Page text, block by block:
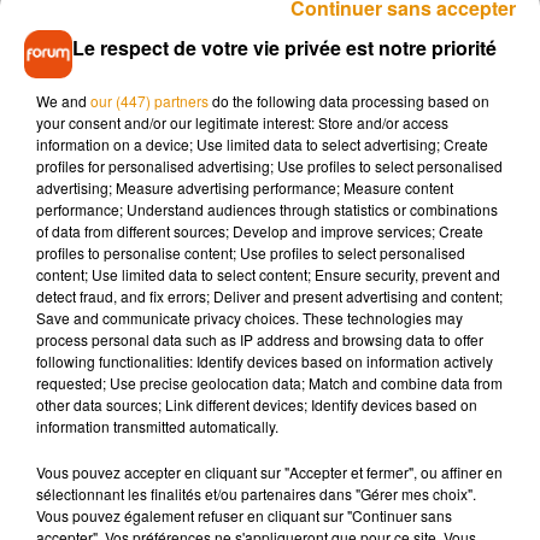
Pour inviter les Rochelais à participer à cette homologation,
originale qui se tiendra le 7 septembre prochain. Un moment
festif et convivial, où petits et grands seront les bienvenus :
Le respect de votre vie privée est notre priorité
We and our (447) partnersdo the following data processing based on
your consent and/or our legitimate interest: Store and/or access
information on a device; Use limited data to select advertising; Create
profiles for personalised advertising; Use profiles to select personalised
advertising; Measure advertising performance; Measure content
performance; Understand audiences through statistics or combinations
of data from different sources; Develop and improve services; Create
profiles to personalise content; Use profiles to select personalised
content; Use limited data to select content; Ensure security, prevent and
detect fraud, and fix errors; Deliver and present advertising and content;
Save and communicate privacy choices. These technologies may
process personal data such as IP address and browsing data to offer
following functionalities: Identify devices based on information actively
requested; Use precise geolocation data; Match and combine data from
other data sources; Link different devices; Identify devices based on
information transmitted automatically.
Vous pouvez accepter en cliquant sur "Accepter et fermer", ou affiner en
sélectionnant les finalités et/ou partenaires dans "Gérer mes choix".
Vous pouvez également refuser en cliquant sur "Continuer sans
Continuer sans accepter